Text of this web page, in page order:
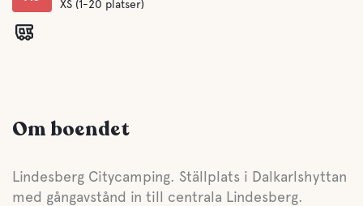
XS (1-20 platser)
Om boendet
Lindesberg Citycamping. Ställplats i Dalkarlshyttan
med gångavstånd in till centrala Lindesberg.